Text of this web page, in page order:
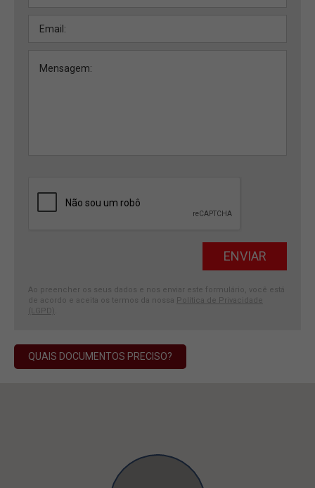
Ao preencher os seus dados e nos enviar este formulário, você está
de acordo e aceita os termos da nossa Política de Privacidade
(LGPD)
QUAIS DOCUMENTOS PRECISO?